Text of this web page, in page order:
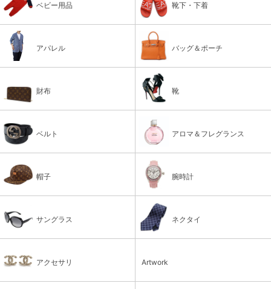
ベビー用品 靴下・下着
アパレル バッグ＆ポーチ
財布 靴
ベルト アロマ＆フレグランス
帽子 腕時計
サングラス ネクタイ
アクセサリ Artwork